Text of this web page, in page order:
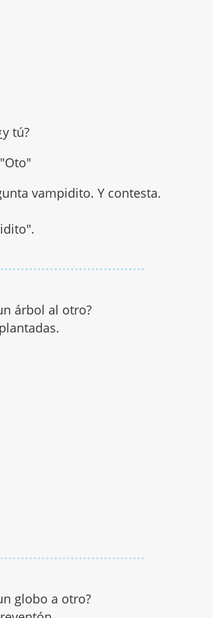
tú?
vampidito. Y contesta.
árbol al otro?
globo a otro?